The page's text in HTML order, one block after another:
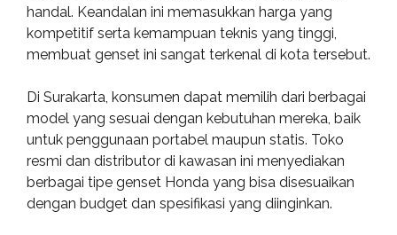
handal. Keandalan ini memasukkan harga yang
kompetitif serta kemampuan teknis yang tinggi,
membuat genset ini sangat terkenal di kota tersebut.
Di Surakarta, konsumen dapat memilih dari berbagai
model yang sesuai dengan kebutuhan mereka, baik
untuk penggunaan portabel maupun statis. Toko
resmi dan distributor di kawasan ini menyediakan
berbagai tipe genset Honda yang bisa disesuaikan
dengan budget dan spesifikasi yang diinginkan.